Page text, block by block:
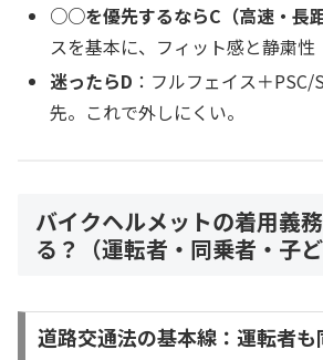
○○を優先するならC（高速・長距
スを基本に、フィット感と静粛性
迷ったらD ：フルフェイス＋PSC/
先。これで外しにくい。
バイクヘルメットの着用義
る？（運転者・同乗者・子ど
道路交通法の基本線：運転者